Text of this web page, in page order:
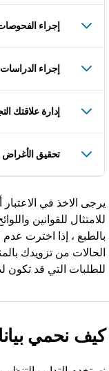
إجراء الفحوصات
إجراء الدراسات
إدارة علاقتك
تحقيق الأغراض
الاخذ في الاعتبار
للقوانين
، إذا اخترت عدم
من تزويدك
التي قد تكون
نحمي